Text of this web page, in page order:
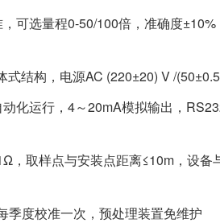
可选量程0-50/100倍，准确度
结构，电源AC (220±20) V /
化运行，4～20mA模拟输出，
取样点与安装点距离≤10m，设备
季度校准一次，预处理装置免维护